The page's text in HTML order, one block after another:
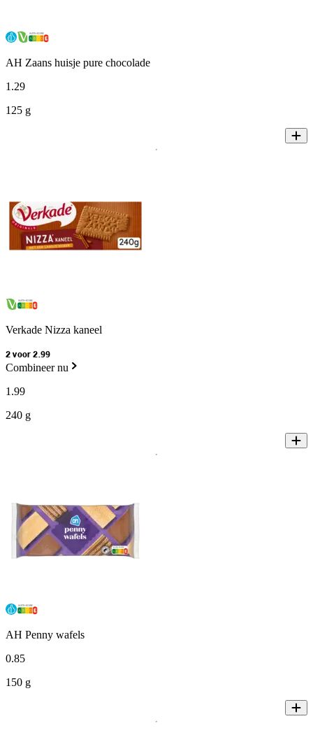
AH Zaans huisje pure chocolade
1 .29
125 g
Verkade Nizza kaneel
2 voor 2.99
Combineer nu
1 .99
240 g
AH Penny wafels
0.85
150 g